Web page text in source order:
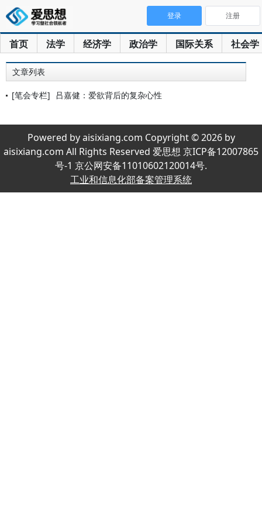
首页 法学 经济学 政治学 国际关系 社会学
登录 注册
文章列表
[笔会专栏] 吕嘉健：爱欲背后的复杂心性
Powered by aisixiang.com Copyright © 2026 by
aisixiang.com All Rights Reserved 爱思想 京ICP备12007865
号-1 京公网安备11010602120014号.
工业和信息化部备案管理系统